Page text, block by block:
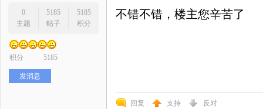
0
主题
5185
帖子
5185
积分
积分 5185
发消息
不错不错，楼主您辛苦了
回复 支持 反对